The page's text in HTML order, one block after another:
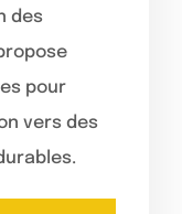
des
pour
vers des